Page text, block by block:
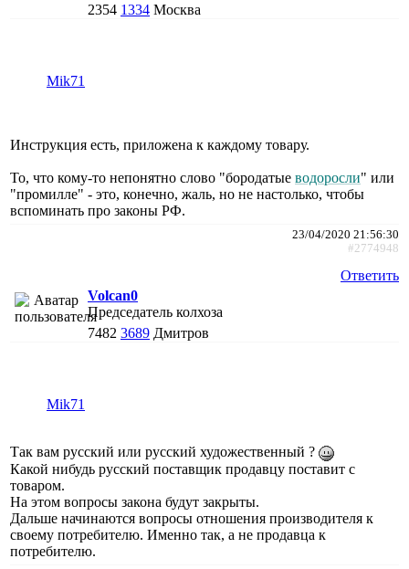
2354 1334 Москва
Mik71
Инструкция есть, приложена к каждому товару.
То, что кому-то непонятно слово "бородатые водоросли" или
"промилле" - это, конечно, жаль, но не настолько, чтобы
вспоминать про законы РФ.
23/04/2020 21:56:30
#2774948
Ответить
Volcan0
Председатель колхоза
7482 3689 Дмитров
Mik71
Так вам русский или русский художественный ?
Какой нибудь русский поставщик продавцу поставит с
товаром.
На этом вопросы закона будут закрыты.
Дальше начинаются вопросы отношения производителя к
своему потребителю. Именно так, а не продавца к
потребителю.